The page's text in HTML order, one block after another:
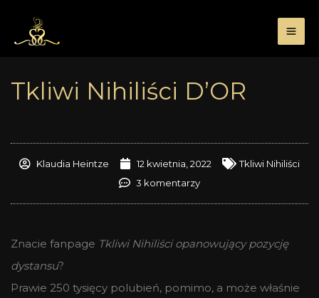
treści
Tkliwi Nihiliści D’OR
Klaudia Heintze 12 kwietnia, 2022
Tkliwi Nihiliści
3 komentarzy
Znacie fanpage Tkliwi Nihiliści opanowujący pozycję
dystansu?
Prawie 250 tysięcy polubień, pomimo, a może właśnie